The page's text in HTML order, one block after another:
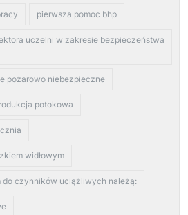
pierwsza pomoc bhp
uczelni w zakresie bezpieczeństwa
pożarowo niebezpieczne
potokowa
widłowym
do czynników uciążliwych należą: